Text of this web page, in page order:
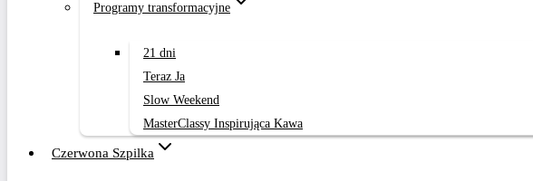
Programy transformacyjne
21 dni
Teraz Ja
Slow Weekend
MasterClassy Inspirująca Kawa
Czerwona Szpilka